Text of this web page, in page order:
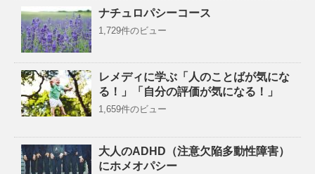
ナチュロパシーコース
1,729件のビュー
レメディに学ぶ「人のことばが気にな
る！」「自分の評価が気になる！」
1,659件のビュー
大人のADHD（注意欠陥多動性障害）
にホメオパシー